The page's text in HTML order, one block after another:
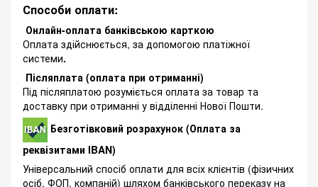
Способи оплати:
Онлайн-оплата банківською карткою
Оплата здійснюється, за допомогою платіжної
системи.
Післяплата (оплата при отриманні)
Під післяплатою розуміється оплата за товар та
доставку при отриманні у відділенні Нової Пошти.
Безготівковий розрахунок (Оплата за
реквізитами IBAN)
Універсальний спосіб оплати для всіх клієнтів (фізичних
осіб, ФОП, компаній) шляхом банківського переказу на